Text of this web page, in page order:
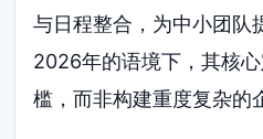
与日程整合，为中小团队
2026年的语境下，其核
槛，而非构建重度复杂的